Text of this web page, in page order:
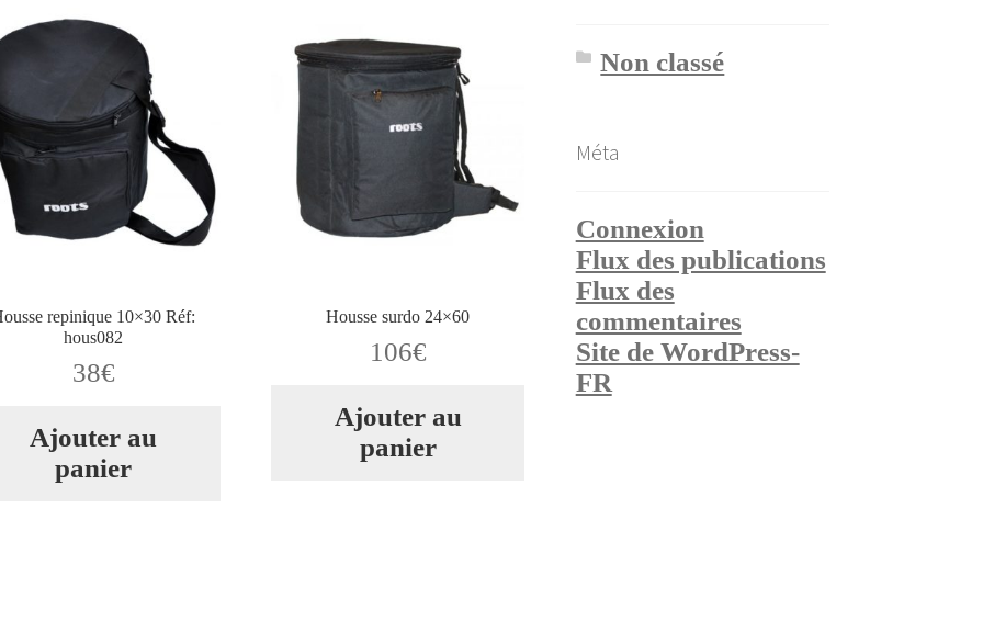
repinique 10×30 Réf:
hous082
38€
Ajouter au
panier
Housse surdo 24×60
106€
Ajouter au
panier
Non classé
Méta
Connexion
Flux des publications
Flux des
commentaires
Site de WordPress-
FR